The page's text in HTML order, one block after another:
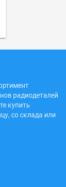
радиодеталей
купить
со склада или